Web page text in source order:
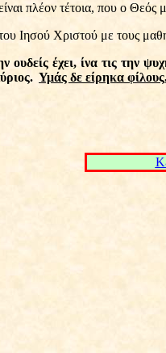
πλέον τέτοια, που ο Θεός
Ιησού Χριστού με τους
ουδείς έχει, ίνα τις την
Υμάς δε είρηκα φίλους